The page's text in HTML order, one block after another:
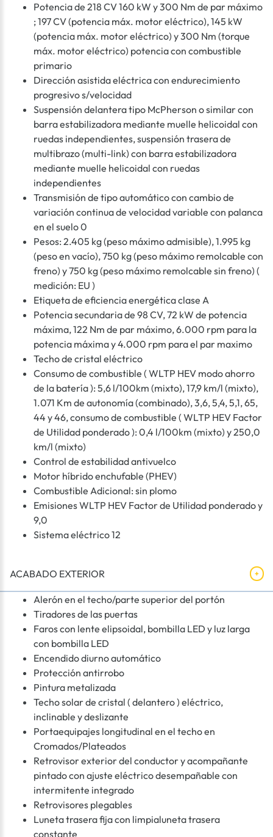
Potencia de 218 CV 160 kW y 300 Nm de par máximo
; 197 CV (potencia máx. motor eléctrico), 145 kW
(potencia máx. motor eléctrico) y 300 Nm (torque
máx. motor eléctrico) potencia con combustible
primario
Dirección asistida eléctrica con endurecimiento
progresivo s/velocidad
Suspensión delantera tipo McPherson o similar con
barra estabilizadora mediante muelle helicoidal con
ruedas independientes, suspensión trasera de
multibrazo (multi-link) con barra estabilizadora
mediante muelle helicoidal con ruedas
independientes
Transmisión de tipo automático con cambio de
variación continua de velocidad variable con palanca
en el suelo 0
Pesos: 2.405 kg (peso máximo admisible), 1.995 kg
(peso en vacío), 750 kg (peso máximo remolcable con
freno) y 750 kg (peso máximo remolcable sin freno) (
medición: EU )
Etiqueta de eficiencia energética clase A
Potencia secundaria de 98 CV, 72 kW de potencia
máxima, 122 Nm de par máximo, 6.000 rpm para la
potencia máxima y 4.000 rpm para el par maximo
Techo de cristal eléctrico
Consumo de combustible ( WLTP HEV modo ahorro
de la batería ): 5,6 l/100km (mixto), 17,9 km/l (mixto),
1.071 Km de autonomía (combinado), 3,6, 5,4, 5,1, 65,
44 y 46, consumo de combustible ( WLTP HEV Factor
de Utilidad ponderado ): 0,4 l/100km (mixto) y 250,0
km/l (mixto)
Control de estabilidad antivuelco
Motor híbrido enchufable (PHEV)
Combustible Adicional: sin plomo
Emisiones WLTP HEV Factor de Utilidad ponderado y
9,0
Sistema eléctrico 12
ACABADO EXTERIOR
Alerón en el techo/parte superior del portón
Tiradores de las puertas
Faros con lente elipsoidal, bombilla LED y luz larga
con bombilla LED
Encendido diurno automático
Protección antirrobo
Pintura metalizada
Techo solar de cristal ( delantero ) eléctrico,
inclinable y deslizante
Portaequipajes longitudinal en el techo en
Cromados/Plateados
Retrovisor exterior del conductor y acompañante
pintado con ajuste eléctrico desempañable con
intermitente integrado
Retrovisores plegables
Luneta trasera fija con limpialuneta trasera
constante